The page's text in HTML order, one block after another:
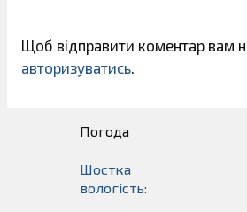
Щоб відправити коментар вам
авторизуватись
Погода
Шостка
вологість: